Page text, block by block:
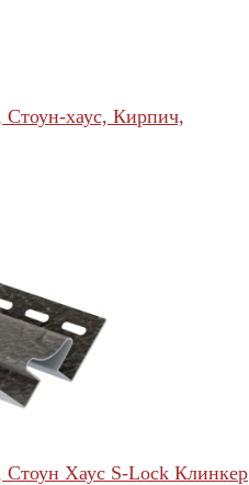
хаус, Кирпич,
Хаус S-Lock Клинкер